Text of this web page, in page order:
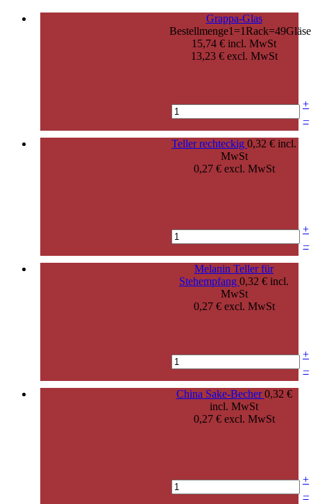
Grappa-Glas
15,74 € incl. MwSt
13,23 € excl. MwSt
+
–
Teller rechteckig 0,32 € incl.
MwSt
0,27 € excl. MwSt
+
–
Melanin Teller für
Stehempfang 0,32 € incl.
MwSt
0,27 € excl. MwSt
+
–
China Sake-Becher0,32 €
incl. MwSt
0,27 € excl. MwSt
+
–